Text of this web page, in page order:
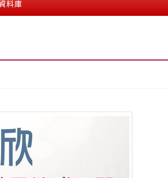
料庫